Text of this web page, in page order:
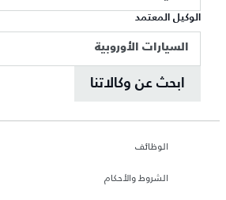
الوكيل المعتمد
السيارات الأوروبية
ابحث عن وكالاتنا
الوظائف
الشروط والأحكام